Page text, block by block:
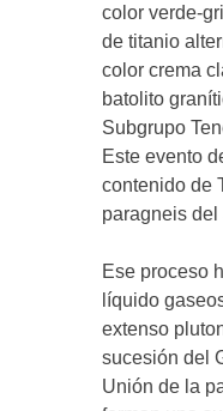
color verde-
de titanio
color crema
batolito
Subgrupo
Este evento
contenido de
paragneis del
Ese proceso
líquido
extenso
sucesión del
Unión de la